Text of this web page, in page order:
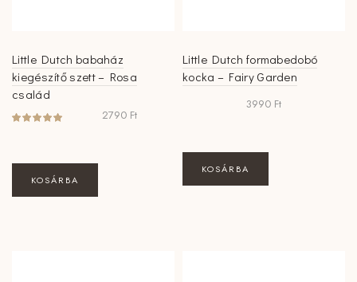
Little Dutch babaház
kiegészítő szett – Rosa
család
2790 Ft
KOSÁRBA
Little Dutch formabedobó
kocka – Fairy Garden
3990 Ft
KOSÁRBA